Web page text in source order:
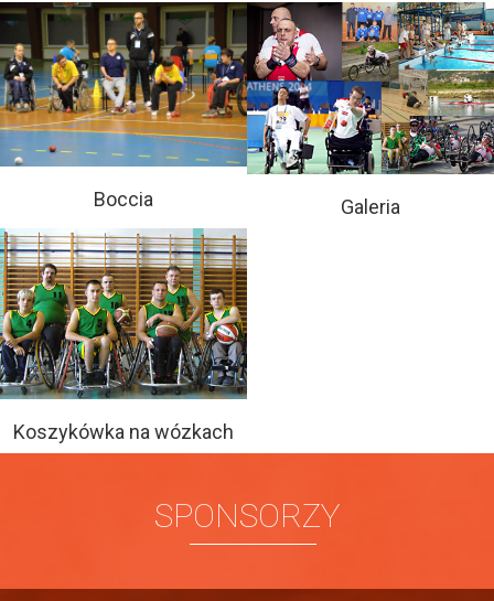
Boccia Galeria
Koszykówka na wózkach
SPONSORZY